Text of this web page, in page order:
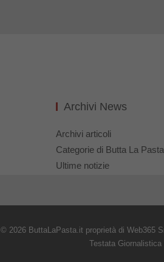
Archivi News
Archivi articoli
Categorie di Butta La Pasta
Ultime notizie
© 2026 ButtaLaPasta.it proprietà di Web365
Testata Giornalistica